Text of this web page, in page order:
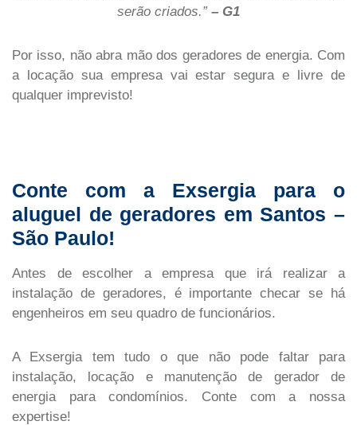
serão criados.” – G1
Por isso, não abra mão dos geradores de energia. Com
a locação sua empresa vai estar segura e livre de
qualquer imprevisto!
Conte com a Exsergia para o
aluguel de geradores em Santos –
São Paulo!
Antes de escolher a empresa que irá realizar a
instalação de geradores, é importante checar se há
engenheiros em seu quadro de funcionários.
A Exsergia tem tudo o que não pode faltar para
instalação, locação e manutenção de gerador de
energia para condomínios. Conte com a nossa
expertise!